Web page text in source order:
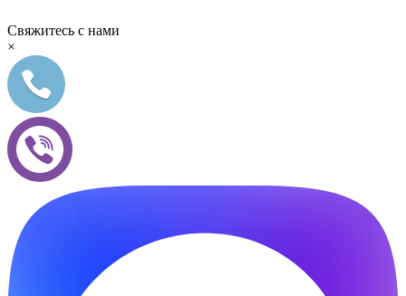
Свяжитесь с нами
×